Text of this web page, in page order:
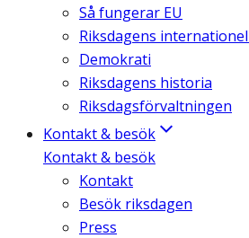
Så fungerar EU
Riksdagens
Demokrati
Riksdagens historia
Riksdagsförvaltningen
Kontakt & besök
Kontakt & besök
Kontakt
Besök riksdagen
Press